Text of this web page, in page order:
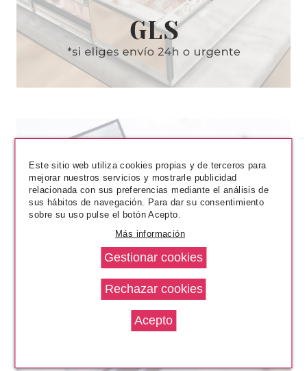
SISLEY
SISLEY IZIA LA NUIT EDP 100
ML
Pvr 235.00€
-51%
desde
115.00€
Este sitio web utiliza cookies propias y de terceros para
mejorar nuestros servicios y mostrarle publicidad
relacionada con sus preferencias mediante el análisis de
sus hábitos de navegación. Para dar su consentimiento
sobre su uso pulse el botón Acepto.
Más información